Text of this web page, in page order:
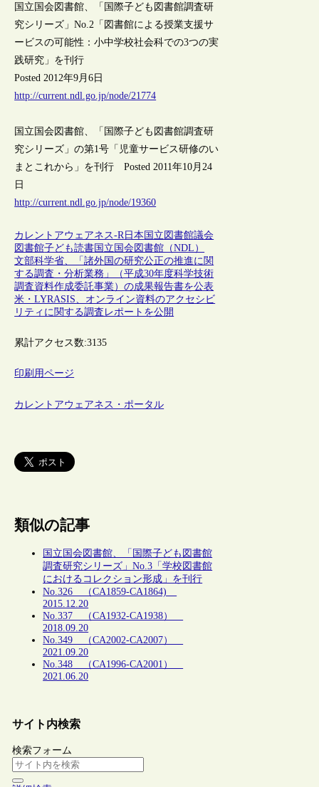
国立国会図書館、「国際子ども図書館調査研
究シリーズ」No.2「図書館による授業支援サ
ービスの可能性：小中学校社会科での3つの実
践研究」を刊行
Posted 2012年9月6日
http://current.ndl.go.jp/node/21774
国立国会図書館、「国際子ども図書館調査研
究シリーズ」の第1号「児童サービス研修のい
まとこれから」を刊行 Posted 2011年10月24
日
http://current.ndl.go.jp/node/19360
カレントアウェアネス-R日本 国立図書館議会
図書館子ども読書国立国会図書館（NDL）
文部科学省、「諸外国の研究公正の推進に関
する調査・分析業務」（平成30年度科学技術
調査資料作成委託事業）の成果報告書を公表
米・LYRASIS、オンライン資料のアクセシビ
リティに関する調査レポートを公開
累計アクセス数:3135
印刷用ページ
カレントアウェアネス・ポータル
類似の記事
国立国会図書館、「国際子ども図書館
調査研究シリーズ」No.3「学校図書館
におけるコレクション形成」を刊行
No.326 （CA1859-CA1864)
2015.12.20
No.337 （CA1932-CA1938）
2018.09.20
No.349 （CA2002-CA2007）
2021.09.20
No.348 （CA1996-CA2001）
2021.06.20
サイト内検索
検索フォーム